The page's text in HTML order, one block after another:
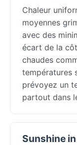
Chaleur
moyennes
avec des
écart de la
chaudes
températures
prévoyez un
partout dans
Sunshine